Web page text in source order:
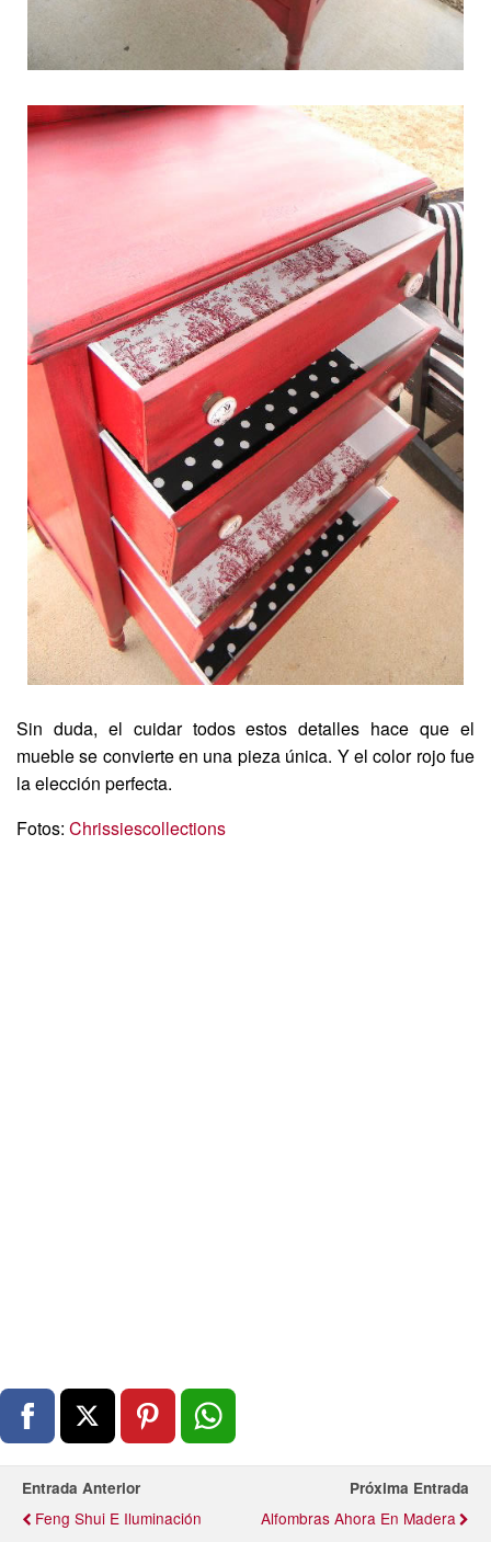
Sin duda, el cuidar todos estos detalles hace que el
mueble se convierte en una pieza única. Y el color rojo fue
la elección perfecta.
Fotos: Chrissiescollections
Entrada Anterior
Feng Shui E Iluminación
Próxima Entrada
Alfombras Ahora En Madera